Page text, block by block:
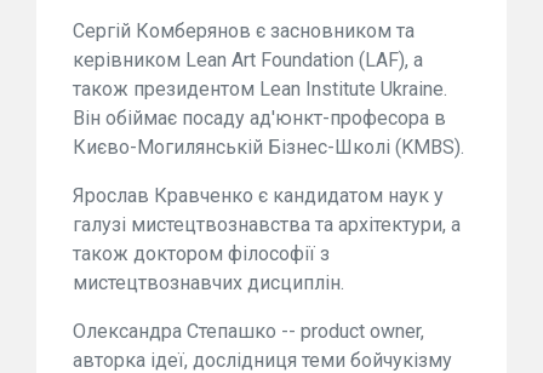
Сергій Комберянов є засновником та
керівником Lean Art Foundation (LAF), а
також президентом Lean Institute Ukraine.
Він обіймає посаду ад'юнкт-професора в
Києво-Могилянській Бізнес-Школі (KMBS).
Ярослав Кравченко є кандидатом наук у
галузі мистецтвознавства та архітектури, а
також доктором філософії з
мистецтвознавчих дисциплін.
Олександра Степашко -- product owner,
авторка ідеї, дослідниця теми бойчукізму